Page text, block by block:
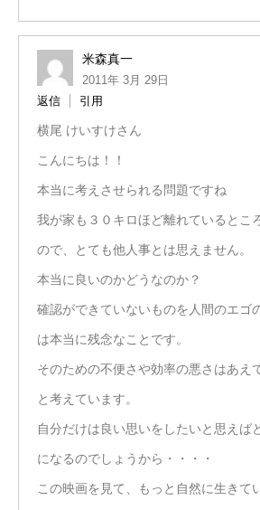
米森真一
2011年 3月 29日
返信
引用
横尾 けいすけさん
こんにちは！！
本当に考えさせられる問題ですね
我が家も３０キロほど離れているとこ
ので、とても他人事とは思えません。
本当に良いのかどうなのか？
確認ができていないものを人間のエゴ
は本当に残念なことです。
そのための不便さや効率の悪さはあえ
と考えています。
自分だけは良い思いをしたいと思えば
になるのでしょうから・・・・
この映画を見て、もっと自然に生きて